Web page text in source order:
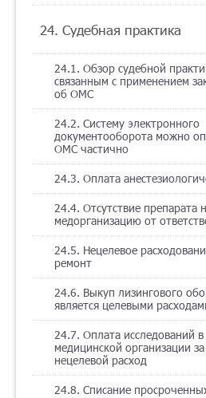
24. Судебная практика
24.1. Обзор судебной
связанным с применением
об ОМС
24.2. Систему электронного
документооборота можно
ОМС частично
24.3. Оплата
24.4. Отсутствие препарата
медорганизацию от
24.5. Нецелевое
ремонт
24.6. Выкуп лизингового
является целевыми
24.7. Оплата исследований в
медицинской организации
нецелевой расход
24.8. Списание